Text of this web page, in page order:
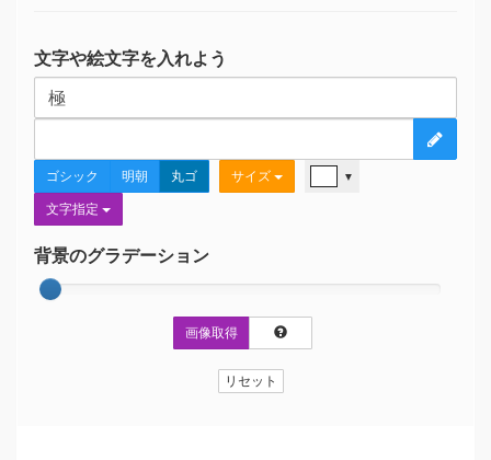
文字や絵文字を入れよう
ゴシック 明朝 丸ゴ サイズ ▼
文字指定
背景のグラデーション
画像取得
リセット